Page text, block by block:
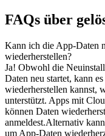
FAQs über
Kann ich die App-Daten
wiederherstellen?
Ja! Obwohl die
Daten neu startet, kann
wiederherstellen kannst,
unterstützt. Apps mit
können Daten
anmeldest.Alternativ
um App-Daten